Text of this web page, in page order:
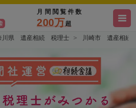
月間閲覧件数
200万超
川県 遺産相続 税理士 川崎市 遺産相続